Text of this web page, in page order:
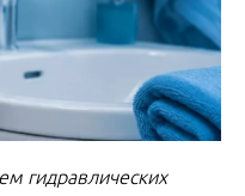
гидравлических